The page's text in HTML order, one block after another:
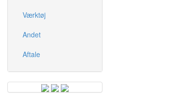
Værktøj
Andet
Aftale